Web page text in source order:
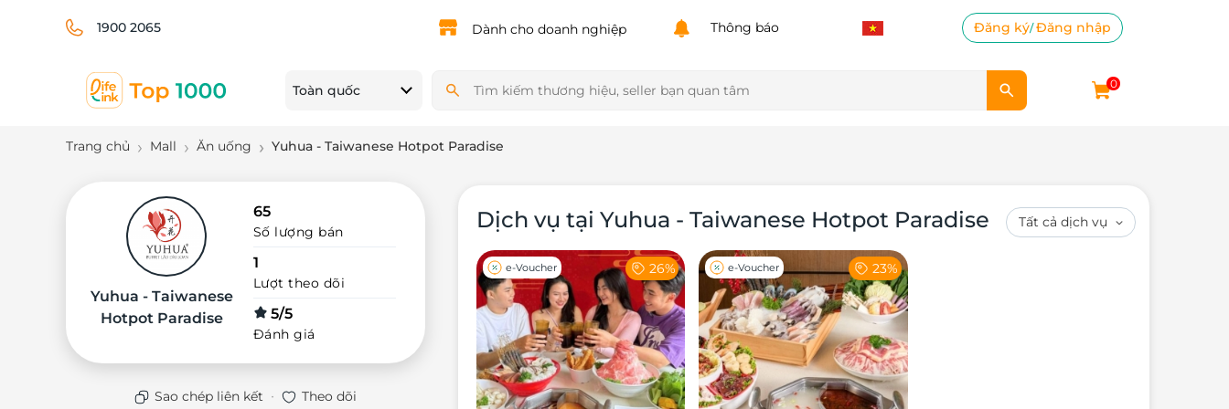
1900 2065 Dành cho doanh nghiệp Thông báo Đăng ký/Đăng nhập
Toàn quốc 0
Trang chủ Mall Ăn uống Yuhua - Taiwanese Hotpot Paradise
Yuhua - Taiwanese
Hotpot Paradise
65
Số lượng bán
1
Lượt theo dõi
5/5
Đánh giá
Sao chép liên kết · Theo dõi
Dịch vụ tại Yuhua - Taiwanese Hotpot Paradise
e-Voucher 26% e-Voucher 23%